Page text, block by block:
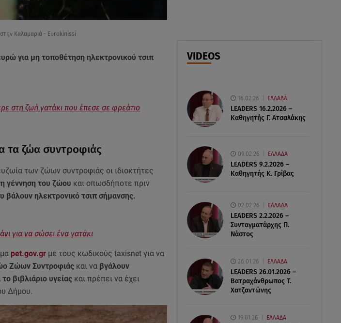
έφηβο με μακριά μαλλιά
VIDEOS
16.02.26 ΕΛΛΑΔΑ
LEADERS 16.2.2026 –
Καθηγητής Γ. Ατσαλάκης
09.02.26 ΕΛΛΑΔΑ
LEADERS 9.2.2026 –
Καθηγητής Κ. Γρίβας
02.02.26 ΕΛΛΑΔΑ
LEADERS 2.2.2026 –
Συνταγματάρχης Π.
Νάστος
26.01.26 ΕΛΛΑΔΑ
LEADERS 26.01.2026 –
Βατραχάνθρωπος Τ.
Χατζαντώνης
19.01.26 ΕΛΛΑΔΑ
στην Καλαμαριά - Eurokinissi
για μη τοποθέτηση ηλεκτρονικού τσιπ
στη ζωή γατάκι που έπεσε σε φρεάτιο
τα ζώα συντροφιάς
των ζώων συντροφιάς οι ιδιοκτήτες
γέννηση του ζώου και οπωσδήποτε πριν
βάλουν ηλεκτρονικό τσιπ σήμανσης.
για να σώσει ένα γατάκι
pet.gov.grμε τους κωδικούς taxisnet για να
Ζώων Συντροφιάςκαι να βγάλουν
βιβλιάριο υγείαςκαι πρέπει να έχει
Δήμου.